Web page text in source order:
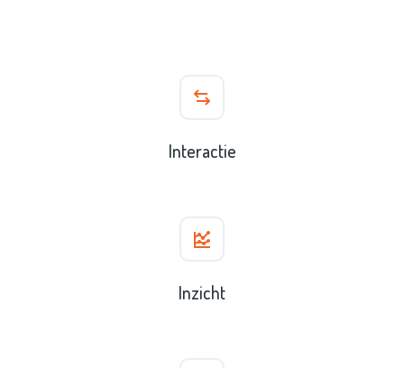
Interactie
Inzicht